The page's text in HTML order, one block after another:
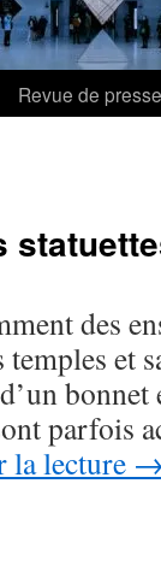
Revue de presse
des
et
parfois
la lecture